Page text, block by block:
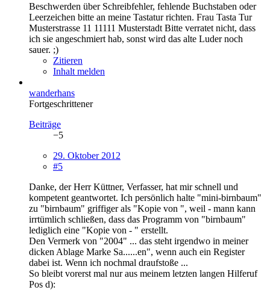
Beschwerden über Schreibfehler, fehlende Buchstaben oder
Leerzeichen bitte an meine Tastatur richten. Frau Tasta Tur
Musterstrasse 11 11111 Musterstadt Bitte verratet nicht, dass
ich sie angeschmiert hab, sonst wird das alte Luder noch
sauer. ;)
Zitieren
Inhalt melden
wanderhans
Fortgeschrittener
Beiträge
−5
29. Oktober 2012
#5
Danke, der Herr Küttner, Verfasser, hat mir schnell und
kompetent geantwortet. Ich persönlich halte "mini-birnbaum"
zu "birnbaum" griffiger als "Kopie von ", weil - mann kann
irrtümlich schließen, dass das Programm von "birnbaum"
lediglich eine "Kopie von - " erstellt.
Den Vermerk von "2004" ... das steht irgendwo in meiner
dicken Ablage Marke Sa......en", wenn auch ein Register
dabei ist. Wenn ich nochmal draufstoße ...
So bleibt vorerst mal nur aus meinem letzten langen Hilferuf
Pos d):